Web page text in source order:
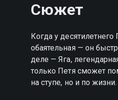
Сюжет
Когда у
обаятельная — он
деле — Яга,
только Петя сможет
на ступе, но и по жизни.